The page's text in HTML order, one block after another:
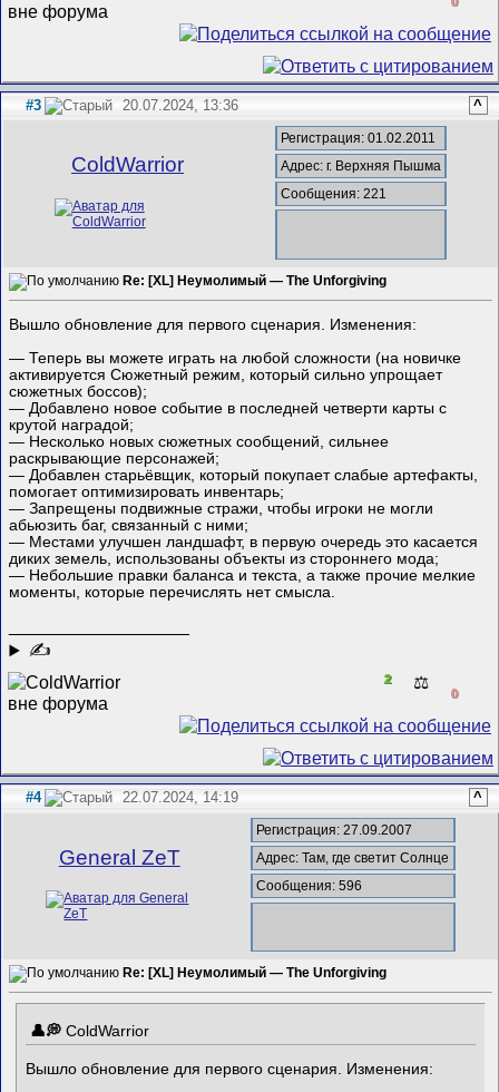
#3 20.07.2024, 13:36 ^
ColdWarrior
Регистрация: 01.02.2011
Адрес: г. Верхняя Пышма
Сообщения: 221
Re: [XL] Неумолимый — The Unforgiving
Вышло обновление для первого сценария. Изменения:
— Теперь вы можете играть на любой сложности (на новичке
активируется Сюжетный режим, который сильно упрощает
сюжетных боссов);
— Добавлено новое событие в последней четверти карты с
крутой наградой;
— Несколько новых сюжетных сообщений, сильнее
раскрывающие персонажей;
— Добавлен старьёвщик, который покупает слабые артефакты,
помогает оптимизировать инвентарь;
— Запрещены подвижные стражи, чтобы игроки не могли
абьюзить баг, связанный с ними;
— Местами улучшен ландшафт, в первую очередь это касается
диких земель, использованы объекты из стороннего мода;
— Небольшие правки баланса и текста, а также прочие мелкие
моменты, которые перечислять нет смысла.
✍
2 ⚖️
0
#4 22.07.2024, 14:19 ^
General ZeT
Регистрация: 27.09.2007
Адрес: Там, где светит Солнце
Сообщения: 596
Re: [XL] Неумолимый — The Unforgiving
ColdWarrior
Вышло обновление для первого сценария. Изменения: